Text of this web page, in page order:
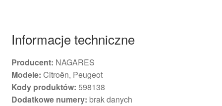
Informacje techniczne
Producent: NAGARES
Modele: Citroën, Peugeot
Kody produktów: 598138
Dodatkowe numery: brak danych